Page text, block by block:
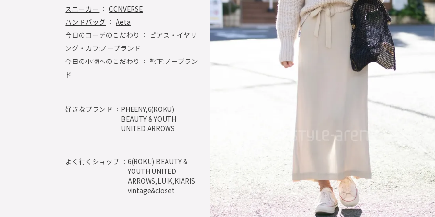
スニーカー ：CONVERSE
ハンドバッグ ：Aeta
今日のコーデのこだわり ： ピアス・イヤリ
ング・カフ:ノーブランド
今日の小物へのこだわり ： 靴下:ノーブラン
ド
好きなブランド ： PHEENY,6(ROKU)
BEAUTY & YOUTH
UNITED ARROWS
よく行くショップ ：6(ROKU) BEAUTY &
YOUTH UNITED
ARROWS,LUIK,KIARIS
vintage&closet